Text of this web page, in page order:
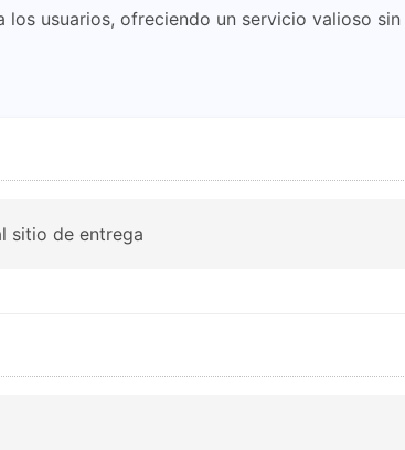
usuarios, ofreciendo un servicio valioso
sitio de entrega